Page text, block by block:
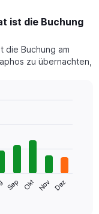
ist die Buchung
die Buchung am
zu übernachten,
Sep Okt Nov Dez